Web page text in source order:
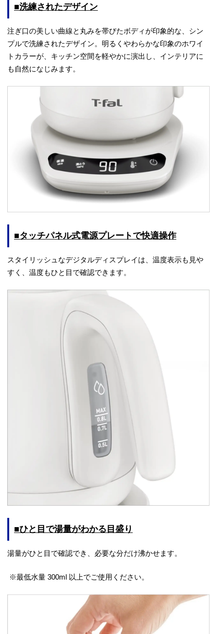
■洗練されたデザイン
注ぎ口の美しい曲線と丸みを帯びたボディが印象的な、シン
プルで洗練されたデザイン。明るくやわらかな印象のホワイ
トカラーが、キッチン空間を軽やかに演出し、インテリアに
も自然になじみます。
■タッチパネル式電源プレートで快適操作
スタイリッシュなデジタルディスプレイは、温度表示も見や
すく、温度もひと目で確認できます。
■ひと目で湯量がわかる目盛り
湯量がひと目で確認でき、必要な分だけ沸かせます。
※最低水量 300ml 以上でご使用ください。